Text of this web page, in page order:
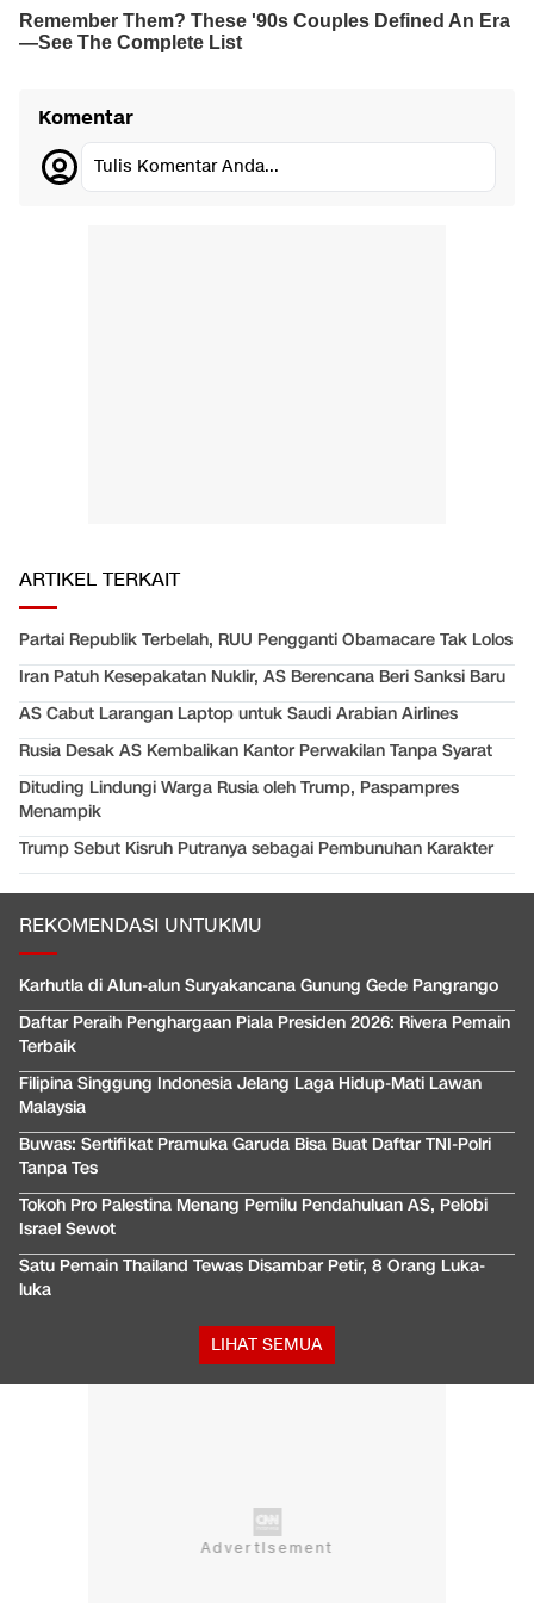
Komentar
Tulis Komentar Anda...
ARTIKEL TERKAIT
Partai Republik Terbelah, RUU Pengganti Obamacare Tak Lolos
Iran Patuh Kesepakatan Nuklir, AS Berencana Beri Sanksi Baru
AS Cabut Larangan Laptop untuk Saudi Arabian Airlines
Rusia Desak AS Kembalikan Kantor Perwakilan Tanpa Syarat
Dituding Lindungi Warga Rusia oleh Trump, Paspampres
Menampik
Trump Sebut Kisruh Putranya sebagai Pembunuhan Karakter
REKOMENDASI UNTUKMU
Karhutla di Alun-alun Suryakancana Gunung Gede Pangrango
Daftar Peraih Penghargaan Piala Presiden 2026: Rivera Pemain
Terbaik
Filipina Singgung Indonesia Jelang Laga Hidup-Mati Lawan
Malaysia
Buwas: Sertifikat Pramuka Garuda Bisa Buat Daftar TNI-Polri
Tanpa Tes
Tokoh Pro Palestina Menang Pemilu Pendahuluan AS, Pelobi
Israel Sewot
Satu Pemain Thailand Tewas Disambar Petir, 8 Orang Luka-
luka
LIHAT SEMUA